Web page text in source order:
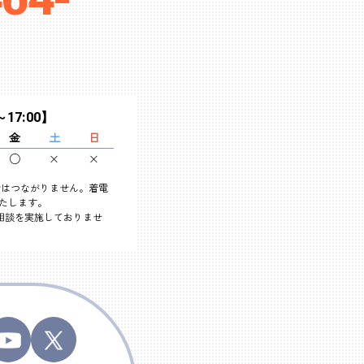
17:00】
金 土
日
○
× ×
つながりません。着電
します。
談を実施しておりませ